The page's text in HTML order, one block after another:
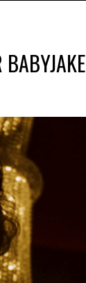
BABYJAKE